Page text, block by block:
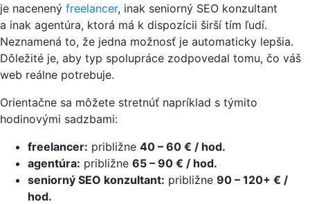
je nacenený freelancer, inak seniorný SEO konzultant
a inak agentúra, ktorá má k dispozícii širší tím ľudí.
Neznamená to, že jedna možnosť je automaticky lepšia.
Dôležité je, aby typ spolupráce zodpovedal tomu, čo váš
web reálne potrebuje.
Orientačne sa môžete stretnúť napríklad s týmito
hodinovými sadzbami:
freelancer: približne 40 – 60 € / hod.
agentúra: približne 65 – 90 € / hod.
seniorný SEO konzultant: približne 90 – 120+ € /
hod.